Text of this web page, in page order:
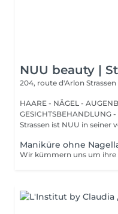
NUU beauty |
204, route d'Arlon
HAARE - NÄGEL -
GESICHTSBEHANDLUNG
Strassen ist NUU in seiner
Maniküre ohne